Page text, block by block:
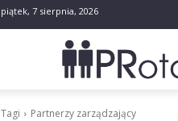
piątek, 7 sierpnia, 2026
Tagi Partnerzy zarządzający